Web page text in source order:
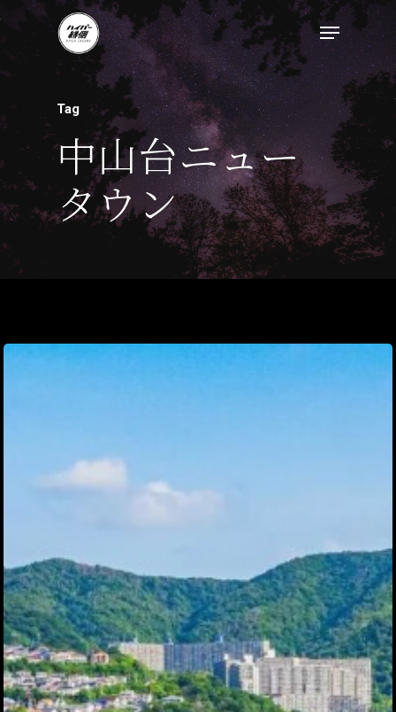
Tag
中山台ニュー
タウン